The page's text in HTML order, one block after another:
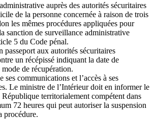
auprès des autorités sécuritaires
de la personne concernée à raison de trois
les mêmes procédures appliquées pour
sanction de surveillance administrative
5 du Code pénal.
passeport aux autorités sécuritaires
un récépissé indiquant la date de
de récupération.
ses communications et l’accès à ses
Le ministre de l’Intérieur doit en informer le
territorialement compétent dans
72 heures qui peut autoriser la suspension
procédure.